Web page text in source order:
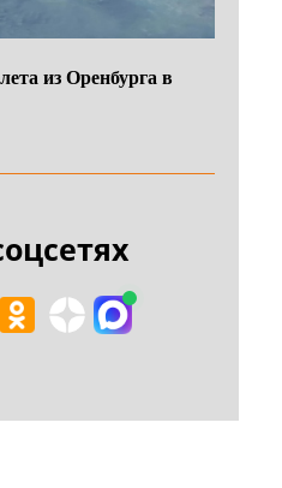
из Оренбурга в